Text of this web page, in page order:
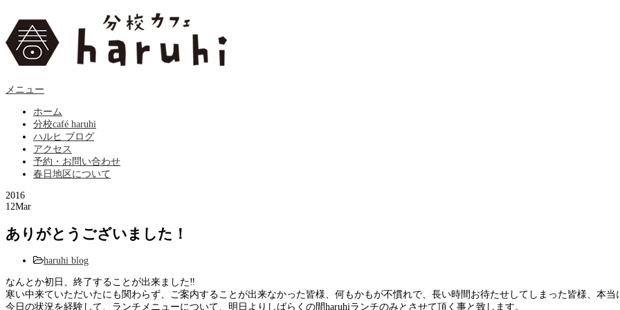
メニュー
ホーム
分校café haruhi
ハルヒ ブログ
アクセス
予約・お問い合わせ
春日地区について
2016
12Mar
ありがとうございました！
haruhi blog
なんとか初日、終了することが出来ました‼︎
寒い中来ていただいたにも関わらず、ご案内することが出来なかった皆様、何もかもが不慣れで、長い時間お待たせしてしまった皆様、本当
今日の状況を経験して、ランチメニューについて、明日よりしばらくの間haruhiランチのみとさせて頂く事と致します。